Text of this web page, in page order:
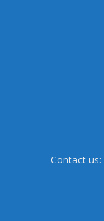
Contact us: